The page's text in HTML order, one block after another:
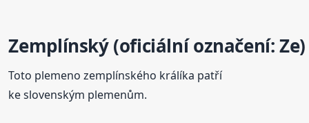
Zemplínský (oficiální označení: Ze)
Toto plemeno zemplínského králíka patří
ke slovenským plemenům.